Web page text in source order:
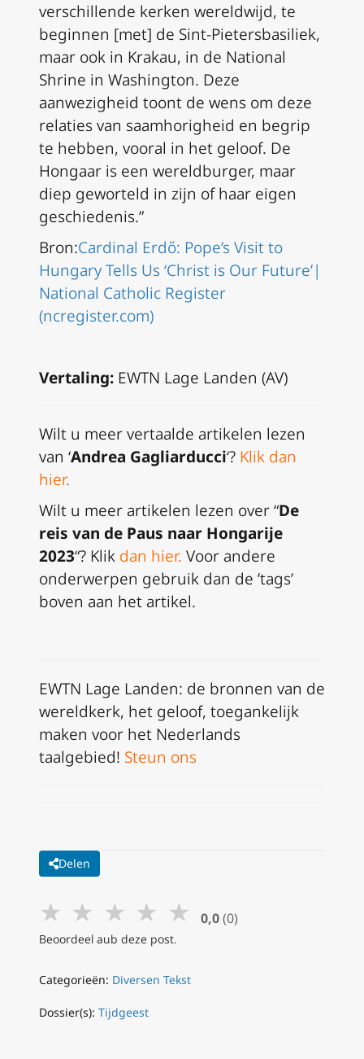
verschillende kerken wereldwijd, te
beginnen [met] de Sint-Pietersbasiliek,
maar ook in Krakau, in de National
Shrine in Washington. Deze
aanwezigheid toont de wens om deze
relaties van saamhorigheid en begrip
te hebben, vooral in het geloof. De
Hongaar is een wereldburger, maar
diep geworteld in zijn of haar eigen
geschiedenis.”
Bron:Cardinal Erdő: Pope’s Visit to
Hungary Tells Us ‘Christ is Our Future’|
National Catholic Register
(ncregister.com)
Vertaling: EWTN Lage Landen (AV)
Wilt u meer vertaalde artikelen lezen
van ‘Andrea Gagliarducci‘? Klik dan
hier.
Wilt u meer artikelen lezen over “De
reis van de Paus naar Hongarije
2023“? Klik dan hier. Voor andere
onderwerpen gebruik dan de ’tags’
boven aan het artikel.
EWTN Lage Landen: de bronnen van de
wereldkerk, het geloof, toegankelijk
maken voor het Nederlands
taalgebied! Steun ons
Delen
★ ★ ★ ★ ★ 0,0 (0)
Beoordeel aub deze post.
Categorieën: Diversen Tekst
Dossier(s): Tijdgeest